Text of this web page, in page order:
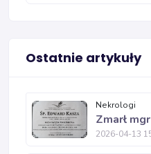
Ostatnie artykuły
Nekrologi
Zmarł
2026-04-13